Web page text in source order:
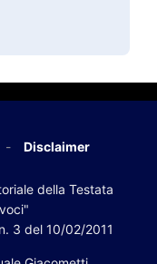
Disclaimer
della Testata
3 del 10/02/2011